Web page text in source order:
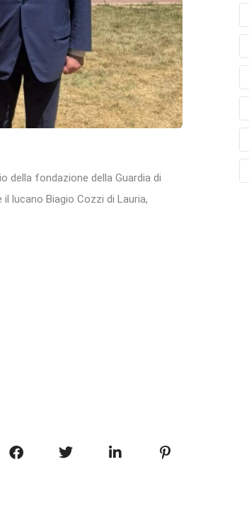
della fondazione della Guardia di
lucano Biagio Cozzi di Lauria,